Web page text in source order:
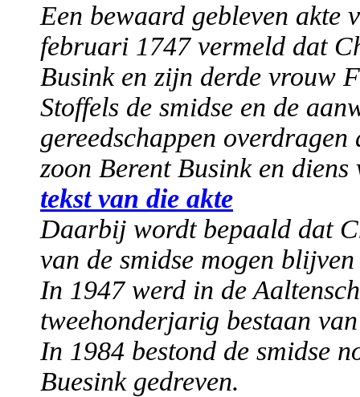
Een bewaard gebleven akte
februari 1747 vermeld dat
Busink en zijn derde vrouw
Stoffels de smidse en de
gereedschappen overdragen
zoon Berent Busink en
tekst van die akte
Daarbij wordt bepaald dat
van de smidse mogen
In 1947 werd in de
tweehonderjarig bestaan
In 1984 bestond de smidse
Buesink gedreven.